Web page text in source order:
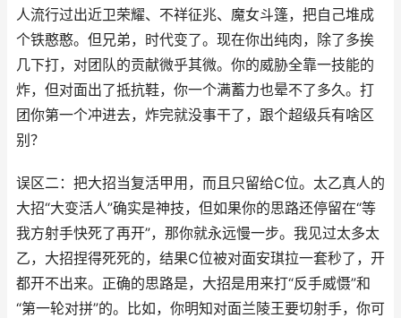
人流行过出近卫荣耀、不祥征兆、魔女斗篷，把自己堆成
个铁憨憨。但兄弟，时代变了。现在你出纯肉，除了多挨
几下打，对团队的贡献微乎其微。你的威胁全靠一技能的
炸，但对面出了抵抗鞋，你一个满蓄力也晕不了多久。打
团你第一个冲进去，炸完就没事干了，跟个超级兵有啥区
别？
误区二：把大招当复活甲用，而且只留给C位。太乙真人的
大招“大变活人”确实是神技，但如果你的思路还停留在“等
我方射手快死了再开”，那你就永远慢一步。我见过太多太
乙，大招捏得死死的，结果C位被对面安琪拉一套秒了，开
都开不出来。正确的思路是，大招是用来打“反手威慑”和
“第一轮对拼”的。比如，你明知对面兰陵王要切射手，你可